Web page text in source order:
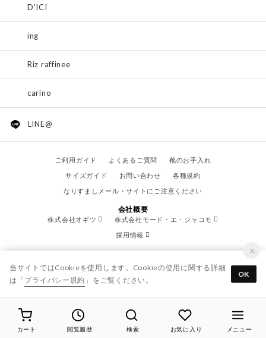
カート 閲覧履歴 検索 お気に入り メニュー
D'ICI
ing
Riz raffinee
carino
LINE@
ご利用ガイド よくあるご質問
靴のお手入れ
サイズガイド
お問い合わせ
各種規約
なりすましメール・サイトにご注意ください
会社概要
株式会社オギツ
株式会社モード・エ・ジャコモ
採用情報
© OGITSU CO.,LTD. / All Right Reserved.
当サイトではCookieを使用します。Cookieの使用に関する詳細
は「プライバシー規約 」をご覧ください。
OK